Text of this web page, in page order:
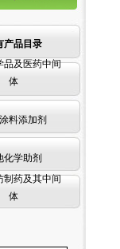
产品目录
品及医药中间
体
料添加剂
化学助剂
制药及其中间
体